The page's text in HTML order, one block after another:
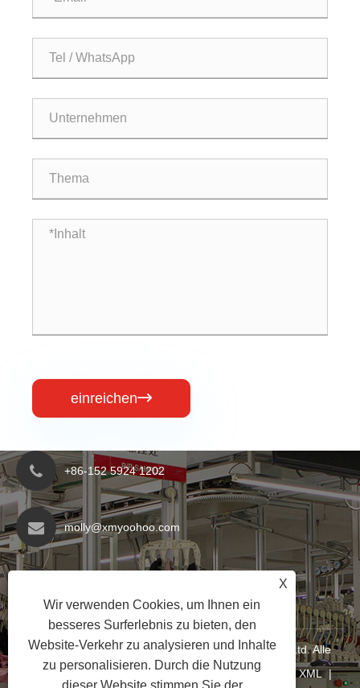
einreichen
+86-152 5924 1202
molly@xmyoohoo.com
Nr. 98 Xiangxing Rd, Bezirk Xiang'an, Fujian,
China. 361101
Copyright © 2024 Xiamen Evaricky Trading Co., Ltd. Alle
Rechte vorbehalten Links |Sitemap|RSS |XML|
X
Wir verwenden Cookies, um Ihnen ein
besseres Surferlebnis zu bieten, den
Website-Verkehr zu analysieren und Inhalte
zu personalisieren. Durch die Nutzung
dieser Website stimmen Sie der